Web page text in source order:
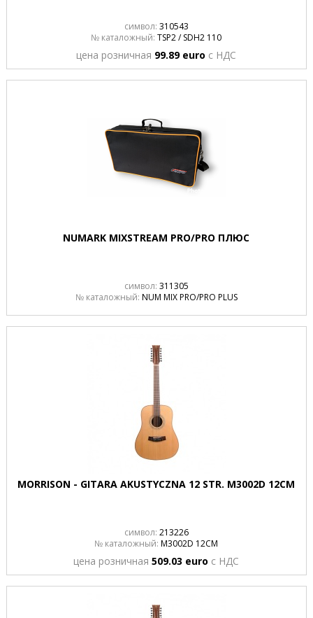
символ: 310543
№ каталожный:TSP2 / SDH2 110
цена розничная 99.89 euro с НДС
NUMARK MIXSTREAM PRO/PRO ПЛЮС
символ: 311305
№ каталожный: NUM MIX PRO/PRO PLUS
MORRISON - GITARA AKUSTYCZNA 12 STR. M3002D 12CM
символ: 213226
№ каталожный:M3002D 12CM
цена розничная509.03 euro с НДС